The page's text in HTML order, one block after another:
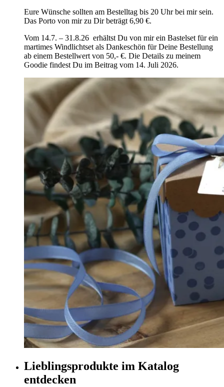
Eure Wünsche sollten am Bestelltag bis 20 Uhr bei mir sein.
Das Porto von mir zu Dir beträgt 6,90 €.
Vom 14.7. – 31.8.26 erhältst Du von mir ein Bastelset für ein
martimes Windlichtset als Dankeschön für Deine Bestellung
ab einem Bestellwert von 50,- €. Die Details zu meinem
Goodie findest Du im Beitrag vom 14. Juli 2026.
Lieblingsprodukte im Katalog
entdecken